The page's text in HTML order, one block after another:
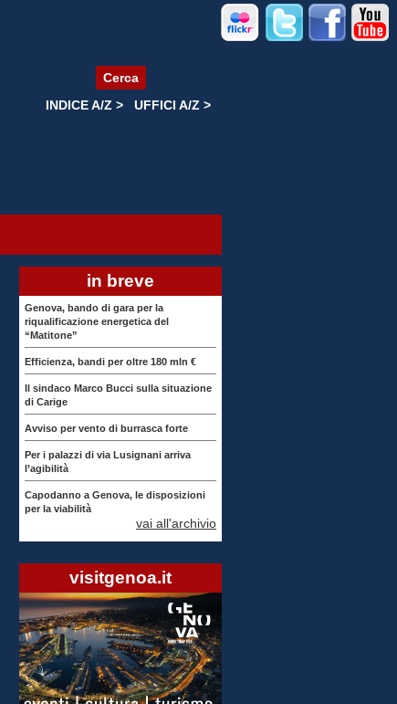
Cerca
INDICE A/Z >
UFFICI A/Z >
in breve
Genova, bando di gara per la
riqualificazione energetica del
“Matitone”
Efficienza, bandi per oltre 180 mln €
Il sindaco Marco Bucci sulla situazione
di Carige
Avviso per vento di burrasca forte
Per i palazzi di via Lusignani arriva
l’agibilità
Capodanno a Genova, le disposizioni
per la viabilità
vai all'archivio
visitgenoa.it